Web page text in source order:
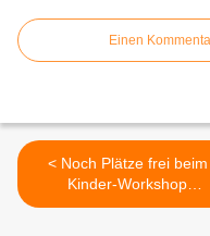
Einen
< Noch Plätze frei beim
Kinder-Workshop
„Lebensraum Erde“ an